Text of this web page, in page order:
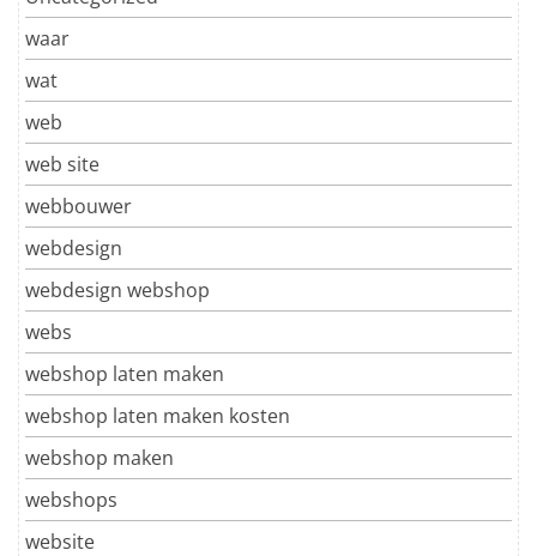
waar
wat
web
web site
webbouwer
webdesign
webdesign webshop
webs
webshop laten maken
webshop laten maken kosten
webshop maken
webshops
website